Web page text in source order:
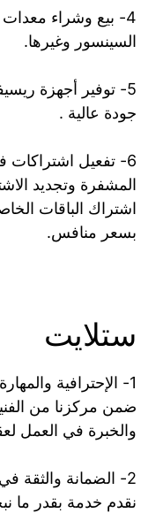
4- بيع وشراء
السينسور وغيرها.
5- توفير أجهزة
جودة عالية .
6- تفعيل اشتراكات
المشفرة وتجديد
اشتراك الباقات
بسعر منافس.
ستلايت
1- الإحترافية
ضمن مركزنا من
والخبرة في العمل
2- الضمانة
نقدم خدمة بقدر ما